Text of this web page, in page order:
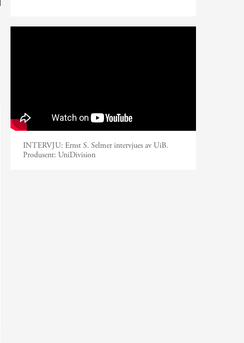
INTERVJU: Ernst S. Selmer intervjues av UiB.
Produsent:UniDivision